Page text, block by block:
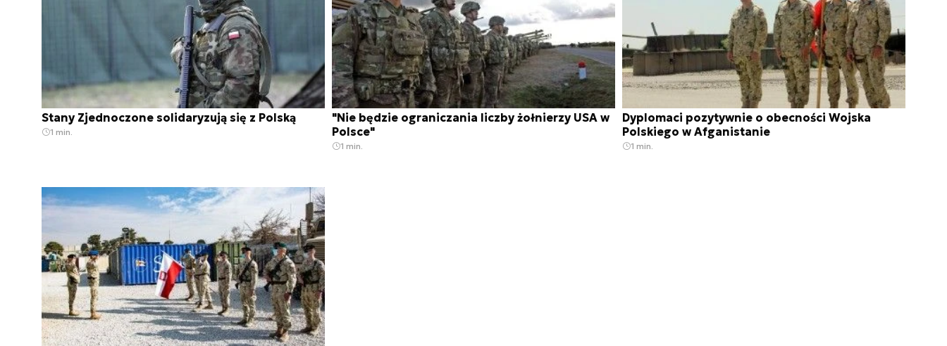
Stany Zjednoczone solidaryzują się z Polską
1 min.
"Nie będzie ograniczania liczby żołnierzy USA w
Polsce"
1 min.
Dyplomaci pozytywnie o obecności Wojska
Polskiego w Afganistanie
1 min.